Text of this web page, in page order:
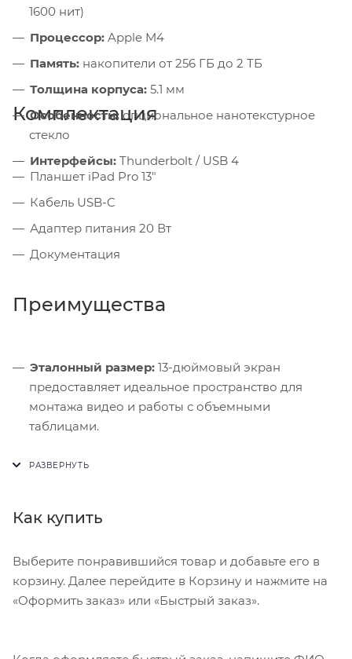
1600 нит)
Процессор: Apple M4
Память: накопители от 256 ГБ до 2 ТБ
Толщина корпуса: 5.1 мм
Особенности:опциональное нанотекстурное
стекло
Интерфейсы: Thunderbolt / USB 4
Комплектация
Планшет iPad Pro 13"
Кабель USB-C
Адаптер питания 20 Вт
Документация
Преимущества
Эталонный размер: 13-дюймовый экран
предоставляет идеальное пространство для
монтажа видео и работы с объемными
таблицами.
скрывает эффективную систему охлаждения,
Антибликовое покрытие:
отражения при работе под открытым небом.
Как купить
Выберите понравившийся товар и добавьте его в
корзину. Далее перейдите в Корзину и нажмите на
«Оформить заказ» или «Быстрый заказ».